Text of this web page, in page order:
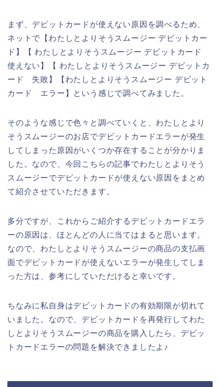
まず、デビットカードが使えない原因を調べるため、
ネットで【わたしとよりそうスムージー デビットカー
ド】【 わたしとよりそうスムージー デビットカード
使えない】【 わたしとよりそうスムージー デビットカ
ード 失敗】【わたしとよりそうスムージー デビット
カード エラー】という感じで調べてみました。
そのような感じで色々と調べていくと、わたしとより
そうスムージーのお店でデビットカードエラーが発生
してしまった原因がいくつか存在することが分かりま
した。なので、今回こちらの記事でわたしとよりそう
スムージーでデビットカードが使えない原因をまとめ
て紹介させていただきます。
多分ですが、これからご紹介するデビットカードエラ
ーの原因は、ほとんどの人に当てはまると思います。
なので、わたしとよりそうスムージーの商品の支払画
面でデビットカードが使えないエラーが発生してしま
った方は、参考にしていただけると幸いです。
ちなみに私自身はデビットカードの有効期限が切れて
いました。なので、デビットカードを再発行してわた
しとよりそうスムージーの商品を購入したら、デビッ
トカードエラーの問題を解決できましたよ♪